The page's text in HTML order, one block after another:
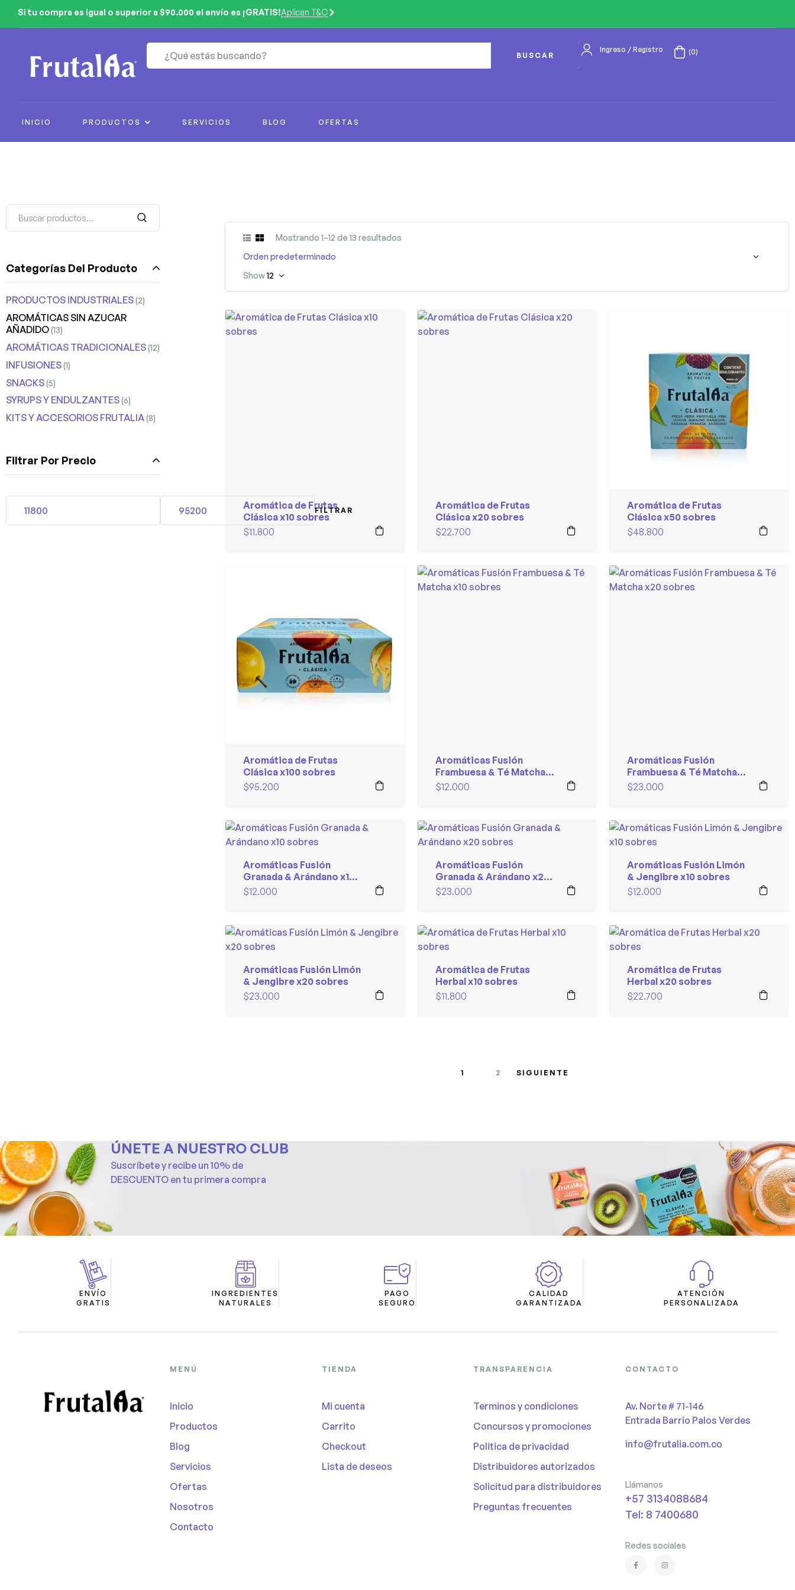
Si tu compra es igual o superior a $90.000 el envío es ¡GRATIS!Aplican T&C
BUSCAR
Ingreso / Registro (0)
INICIO PRODUCTOS SERVICIOS BLOG OFERTAS
Mostrando 1–12 de 13 resultados
Orden predeterminado
Show12
Aromática de Frutas
Clásica x10 sobres
$11.800
Aromática de Frutas
Clásica x20 sobres
$22.700
Aromática de Frutas
Clásica x50 sobres
$48.800
Aromática de Frutas
Clásica x100 sobres
$95.200
Aromáticas Fusión
Frambuesa & Té Matcha
x10 sobres
$12.000
Aromáticas Fusión
Frambuesa & Té Matcha
x20 sobres
$23.000
Aromáticas Fusión
Granada & Arándano x10
sobres
$12.000
Aromáticas Fusión
Granada & Arándano x20
sobres
$23.000
Aromáticas Fusión Limón
& Jengibre x10 sobres
$12.000
Aromáticas Fusión Limón
& Jengibre x20 sobres
$23.000
Aromática de Frutas
Herbal x10 sobres
$11.800
Aromática de Frutas
Herbal x20 sobres
$22.700
1 2 SIGUIENTE
Categorías Del Producto
PRODUCTOS INDUSTRIALES(2)
AROMÁTICAS SIN AZUCAR
AÑADIDO(13)
AROMÁTICAS TRADICIONALES(12)
INFUSIONES(1)
SNACKS(5)
SYRUPS Y ENDULZANTES(6)
KITS Y ACCESORIOS FRUTALIA(8)
Filtrar Por Precio
FILTRAR
ÚNETE A NUESTRO CLUB
Suscríbete y recibe un 10% de
DESCUENTO en tu primera compra
ENVÍO
GRATIS
INGREDIENTES
NATURALES
PAGO
SEGURO
CALIDAD
GARANTIZADA
ATENCIÓN
PERSONALIZADA
MENÚ
Inicio
Productos
Blog
Servicios
Ofertas
Nosotros
Contacto
TIENDA
Mi cuenta
Carrito
Checkout
Lista de deseos
TRANSPARENCIA
Terminos y condiciones
Concursos y promociones
Politica de privacidad
Distribuidores autorizados
Solicitud para distribuidores
Preguntas frecuentes
CONTACTO
Av. Norte # 71-146
Entrada Barrio Palos Verdes
info@frutalia.com.co
Llámanos
+57 3134088684
Tel: 8 7400680
Redes sociales